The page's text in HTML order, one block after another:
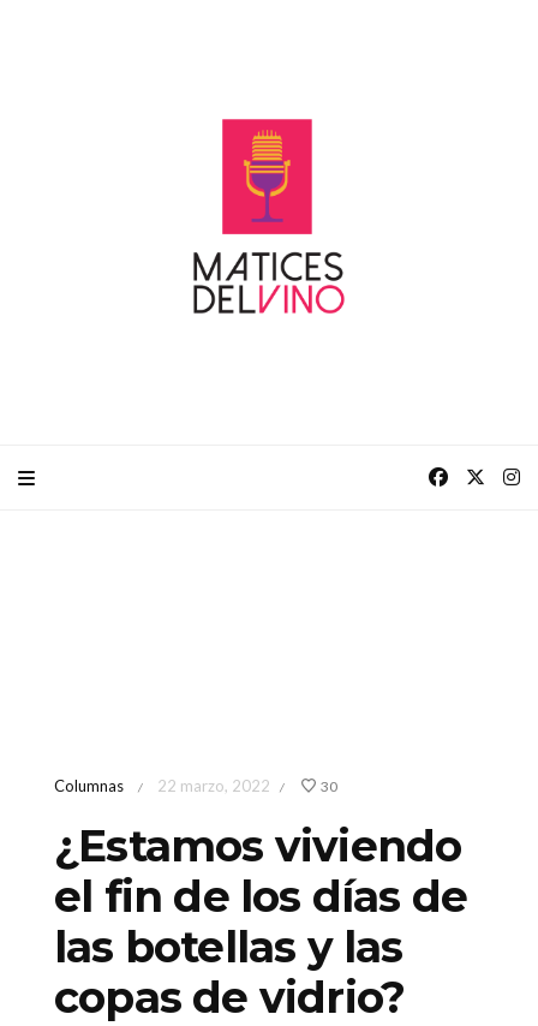
Columnas / 22 marzo, 2022 / 30
¿Estamos viviendo
el fin de los días de
las botellas y las
copas de vidrio?